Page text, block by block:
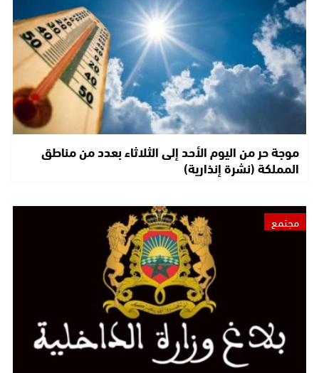
موجة حر من اليوم الأحد إلى الثلاثاء بعدد من مناطق
المملكة (نشرة إنذارية)
مجتمع